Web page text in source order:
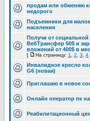
продам или обменяю
недорого
Подъемники для
населения
Получи от социальной
ВебТрансфер 50$ и
вложений от 400$ в
[ На страницу: 1 2 3 4
Инвалидное кресло
G6 (новая)
Приглашаю в новое
Онлaйн опeратор пк
Реабилитационный